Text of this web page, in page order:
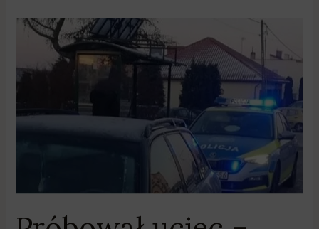
Próbował
skończył
kajdankach